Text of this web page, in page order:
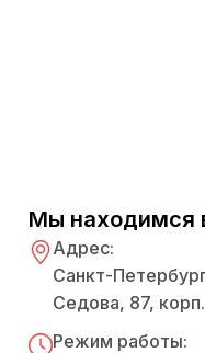
Мы находимся
Адрес:
Санкт-
Седова, 87,
Режим работы: